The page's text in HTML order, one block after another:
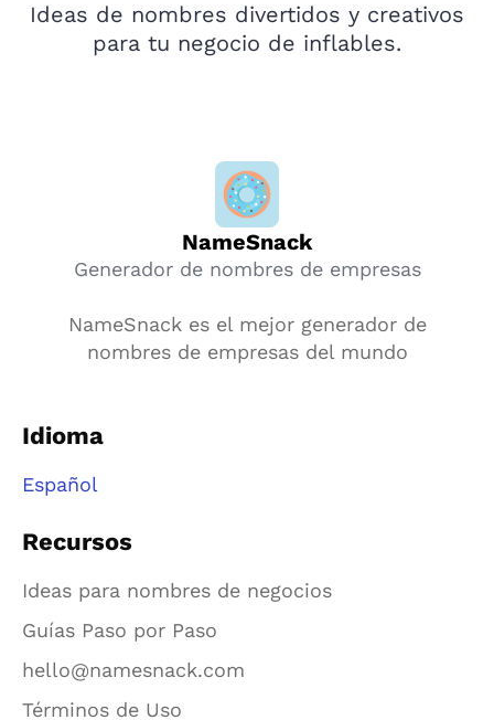
Ideas de nombres divertidos y creativos
para tu negocio de inflables.
NameSnack
Generador de nombres de empresas
NameSnack es el mejor generador de
nombres de empresas del mundo
Idioma
Español
Recursos
Ideas para nombres de negocios
Guías Paso por Paso
hello@namesnack.com
Términos de Uso